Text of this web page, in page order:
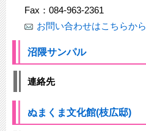
Fax：084-963-2361
お問い合わせはこちらから
沼隈サンパル
連絡先
ぬまくま文化館(枝広邸)